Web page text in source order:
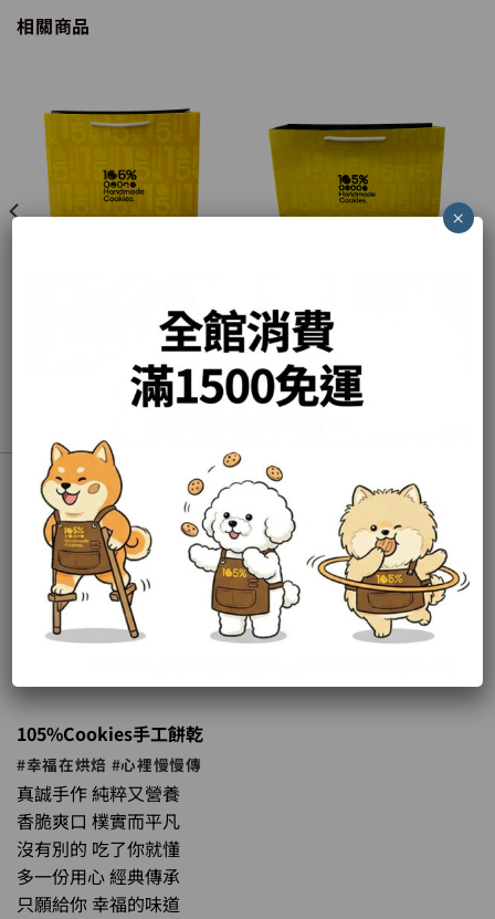
相關商品
加入購物車
105% 六入提袋
NT$0
加入購物車
105%Cookies手工餅乾
#幸福在烘焙 #心裡慢慢傳
真誠手作 純粹又營養
香脆爽口 樸實而平凡
沒有別的 吃了你就懂
多一份用心 經典傳承
只願給你 幸福的味道
×